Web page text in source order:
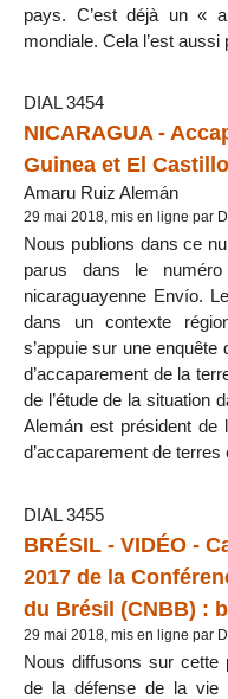
pays. C’est déjà un «
mondiale. Cela l’est
DIAL 3454
NICARAGUA -
Guinea et El
Amaru Ruiz Alemán
29 mai 2018, mis en ligne par
Nous publions dans ce
parus dans le
nicaraguayenne Envío.
dans un contexte
s’appuie sur une
d’accaparement de la
de l’étude de la situation
Alemán est président de
d’accaparement de
DIAL 3455
BRÉSIL - VIDÉO -
2017 de la
du Brésil (CNBB) :
29 mai 2018, mis en ligne par
Nous diffusons sur cette
de la défense de la vie